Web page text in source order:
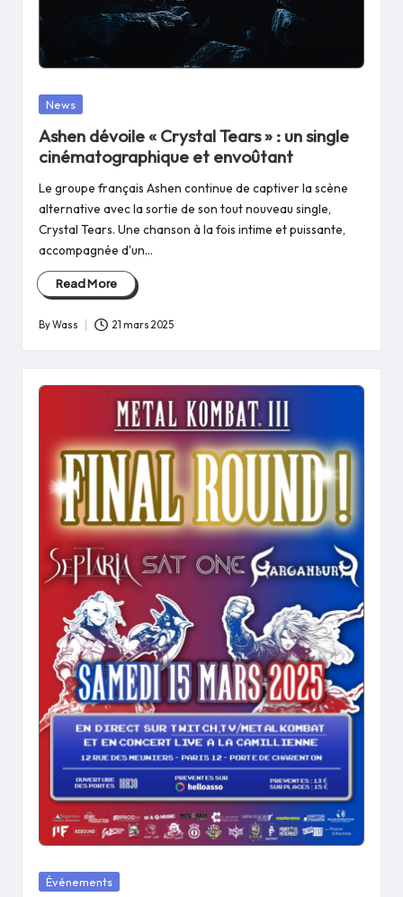
Posted
News
Ashen dévoile « Crystal Tears » : un single
cinématographique et envoûtant
Le groupe français Ashen continue de captiver la scène
alternative avec la sortie de son tout nouveau single,
Crystal Tears. Une chanson à la fois intime et puissante,
accompagnée d'un…
Read More
Posted
ByWass 21 mars 2025
Posted
Événements